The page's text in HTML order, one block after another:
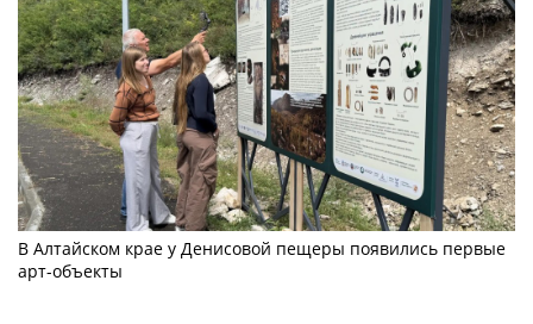
В Алтайском крае у Денисовой пещеры появились первые
арт-объекты